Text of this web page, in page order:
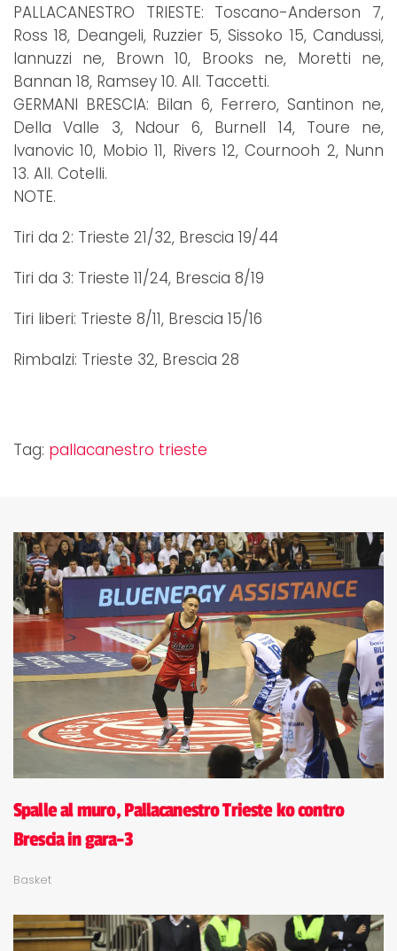
PALLACANESTRO TRIESTE: Toscano-Anderson 7,
Ross 18, Deangeli, Ruzzier 5, Sissoko 15, Candussi,
Iannuzzi ne, Brown 10, Brooks ne, Moretti ne,
Bannan 18, Ramsey 10. All. Taccetti.
GERMANI BRESCIA: Bilan 6, Ferrero, Santinon ne,
Della Valle 3, Ndour 6, Burnell 14, Toure ne,
Ivanovic 10, Mobio 11, Rivers 12, Cournooh 2, Nunn
13. All. Cotelli.
NOTE.
Tiri da 2: Trieste 21/32, Brescia 19/44
Tiri da 3: Trieste 11/24, Brescia 8/19
Tiri liberi: Trieste 8/11, Brescia 15/16
Rimbalzi: Trieste 32, Brescia 28
Tag: pallacanestro trieste
Spalle al muro, Pallacanestro Trieste ko contro
Brescia in gara-3
Basket